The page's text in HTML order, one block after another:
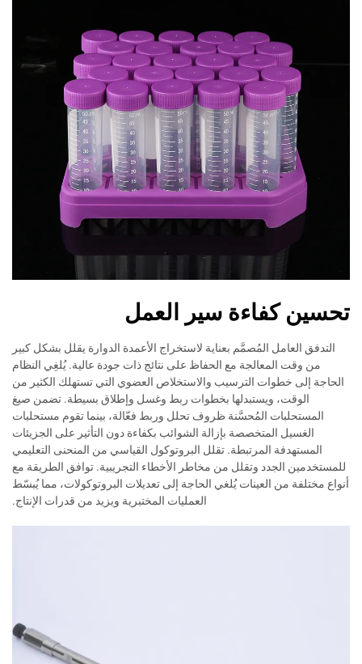
تحسين كفاءة سير العمل
التدفق العامل المُصمَّم بعناية لاستخراج الأعمدة الدوارة يقلل بشكل كبير
من وقت المعالجة مع الحفاظ على نتائج ذات جودة عالية. يُلغِي النظام
الحاجة إلى خطوات الترسيب والاستخلاص العضوي التي تستهلك الكثير من
الوقت، ويستبدلها بخطوات ربط وغسل وإطلاق بسيطة. تضمن صيغ
المستحلبات المُحسَّنة ظروف تحلل وربط فعّالة، بينما تقوم مستحلبات
الغسيل المتخصصة بإزالة الشوائب بكفاءة دون التأثير على الجزيئات
المستهدفة المرتبطة. تقلل البروتوكول القياسي من المنحنى التعليمي
للمستخدمين الجدد وتقلل من مخاطر الأخطاء التجريبية. توافق الطريقة مع
أنواع مختلفة من العينات يُلغي الحاجة إلى تعديلات البروتوكولات، مما يُبسّط
العمليات المختبرية ويزيد من قدرات الإنتاج.